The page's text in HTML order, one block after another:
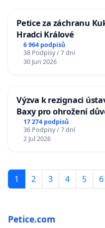
Petice za záchranu
Hradci Králové
6 964 podpisů
38 Podpisy / 7 dní
30 Jun 2026
Výzva k rezignaci
Baxy pro ohrožení
17 274 podpisů
36 Podpisy / 7 dní
2 Jul 2026
1 2 3 4 5 6
Petice.com